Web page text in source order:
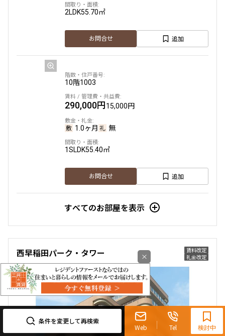
条件を変更して再検索
Web Tel
0120-321-719
9:30~18:00（水曜定休）
検討中
2LDK55.70㎡
お問合せ 追加
10階1003
290,000円15,000円
1.0ヶ月 無
1SLDK55.40㎡
お問合せ 追加
すべてのお部屋を表示
賃料改定
礼金改定
西早稲田パーク・タワー ×